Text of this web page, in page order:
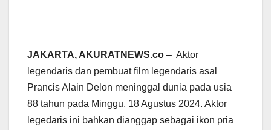
JAKARTA, AKURATNEWS.co – Aktor
legendaris dan pembuat film legendaris asal
Prancis Alain Delon meninggal dunia pada usia
88 tahun pada Minggu, 18 Agustus 2024. Aktor
legedaris ini bahkan dianggap sebagai ikon pria